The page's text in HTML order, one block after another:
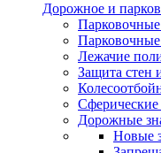
Дорожное и
Лежачие
Защита стен
Сферические
Дорожные
Новые